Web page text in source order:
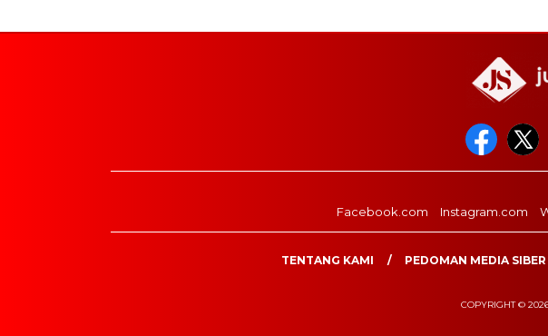
Facebook.com
Instagram.com
TENTANG KAMI PEDOMAN MEDIA SIBER
COPYRIGHT ©